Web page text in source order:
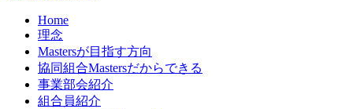
Home
理念
Mastersが目指す方向
協同組合Mastersだからできる
事業部会紹介
組合員紹介